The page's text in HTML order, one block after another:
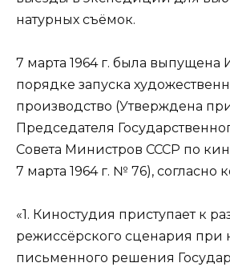
натурных съёмок.
7 марта 1964 г. была выпущена
порядке запуска
производство (Утверждена
Председателя
Совета Министров СССР по
7 марта 1964 г. № 76), согласно
«1. Киностудия приступает к
режиссёрского сценария при
письменного решения